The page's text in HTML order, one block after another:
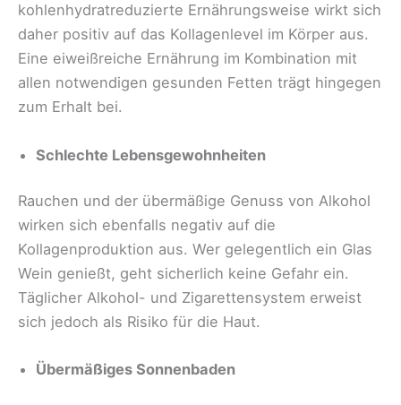
kohlenhydratreduzierte Ernährungsweise wirkt sich
daher positiv auf das Kollagenlevel im Körper aus.
Eine eiweißreiche Ernährung im Kombination mit
allen notwendigen gesunden Fetten trägt hingegen
zum Erhalt bei.
Schlechte Lebensgewohnheiten
Rauchen und der übermäßige Genuss von Alkohol
wirken sich ebenfalls negativ auf die
Kollagenproduktion aus. Wer gelegentlich ein Glas
Wein genießt, geht sicherlich keine Gefahr ein.
Täglicher Alkohol- und Zigarettensystem erweist
sich jedoch als Risiko für die Haut.
Übermäßiges Sonnenbaden